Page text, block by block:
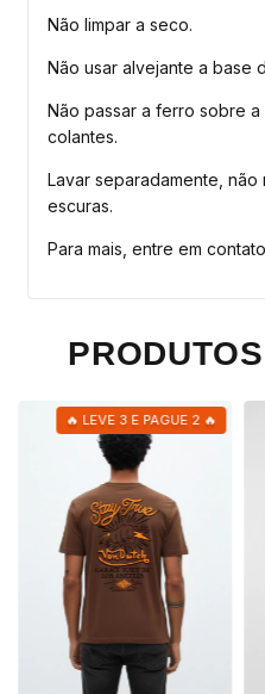
Não limpar a seco.
Não usar alvejante a base
Não passar a ferro sobre
colantes.
Lavar separadamente, não
escuras.
Para mais, entre em
🔥 LEVE 3 E PAGUE 2 🔥